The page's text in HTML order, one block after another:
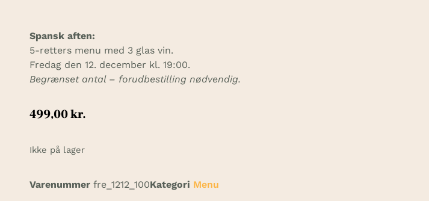
Spansk aften:
5-retters menu med 3 glas vin.
Fredag den 12. december kl. 19:00.
Begrænset antal – forudbestilling nødvendig.
499,00kr.
Ikke på lager
Varenummer fre_1212_100Kategori Menu